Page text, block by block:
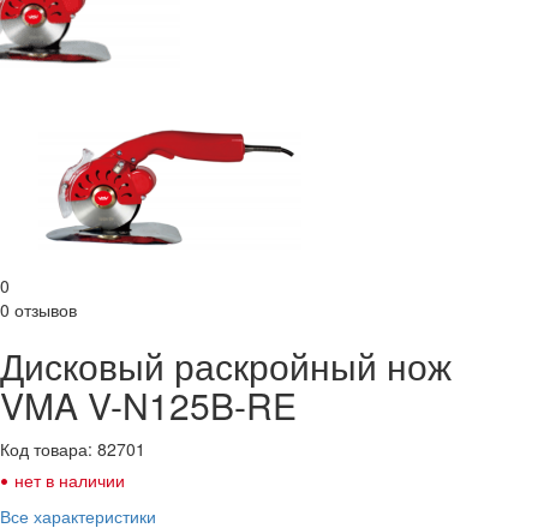
0
0 отзывов
Дисковый раскройный нож
VMA V-N125B-RE
Код товара: 82701
• нет в наличии
Все характеристики